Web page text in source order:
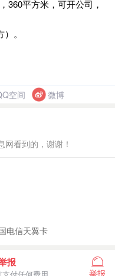
360平方米，可开公司，
。
空间 微博
看到的，谢谢！
电信天翼卡
报
举报